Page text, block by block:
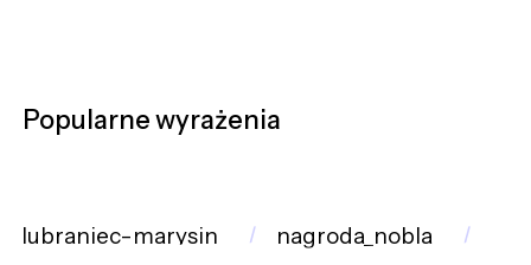
Popularne wyrażenia
lubraniec-marysin
nagroda_nobla